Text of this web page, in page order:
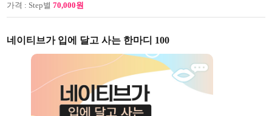
가격 : Step별 70,000원
네이티브가 입에 달고 사는 한마디 100